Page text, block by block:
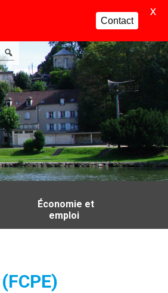
Économie et
emploi
Contact
X